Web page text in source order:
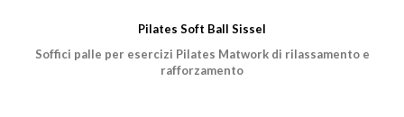
Pilates Soft Ball Sissel
Soffici palle per esercizi Pilates Matwork di rilassamento e
rafforzamento